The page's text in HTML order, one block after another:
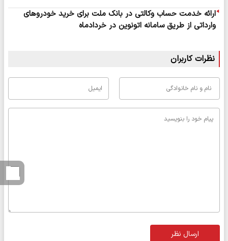
ارائه خدمت حساب وکالتی در بانک ملت برای خرید خودروهای
وارداتی از طریق سامانه اتونوین در خردادماه
نظرات کاربران
ارسال نظر